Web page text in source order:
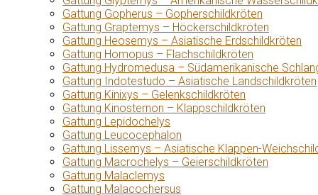
Gattung Gopherus – Gopherschildkröten
Gattung Graptemys – Höckerschildkröten
Gattung Heosemys – Asiatische Erdschildkröten
Gattung Homopus – Flachschildkröten
Gattung Hydromedusa – Südamerikanische
Gattung Indotestudo – Asiatische Landschildkröten
Gattung Kinixys – Gelenkschildkröten
Gattung Kinosternon – Klappschildkröten
Gattung Lepidochelys
Gattung Leucocephalon
Gattung Lissemys – Asiatische Klappen-
Gattung Macrochelys – Geierschildkröten
Gattung Malaclemys
Gattung Malacochersus